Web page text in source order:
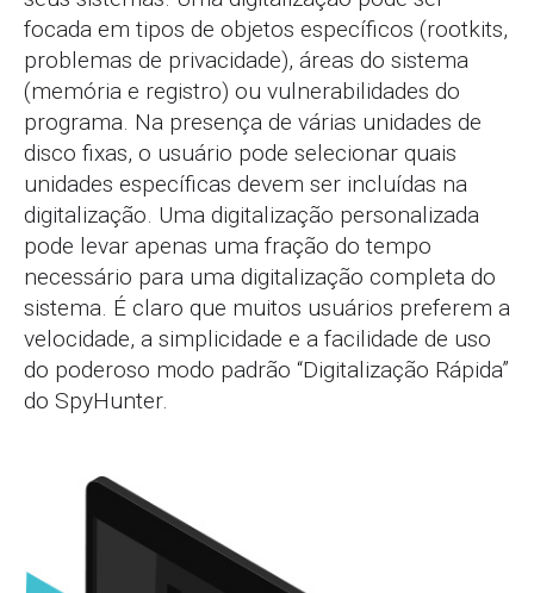
focada em tipos de objetos específicos (rootkits,
problemas de privacidade), áreas do sistema
(memória e registro) ou vulnerabilidades do
programa. Na presença de várias unidades de
disco fixas, o usuário pode selecionar quais
unidades específicas devem ser incluídas na
digitalização. Uma digitalização personalizada
pode levar apenas uma fração do tempo
necessário para uma digitalização completa do
sistema. É claro que muitos usuários preferem a
velocidade, a simplicidade e a facilidade de uso
do poderoso modo padrão “Digitalização Rápida”
do SpyHunter.